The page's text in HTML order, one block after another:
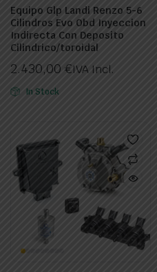
Equipo Glp Landi Renzo 5-6
Cilindros Evo Obd Inyeccion
Indirecta Con Deposito
Cilindrico/toroidal
2.430,00 €IVA Incl.
In Stock